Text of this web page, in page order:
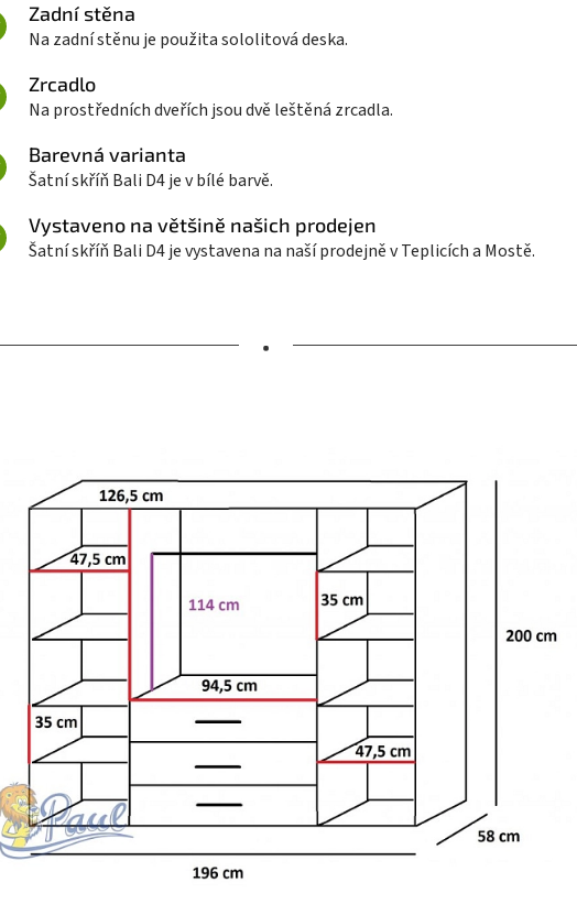
Zadní stěna
Na zadní stěnu je použita sololitová deska.
Zrcadlo
Na prostředních dveřích jsou dvě leštěná zrcadla.
Barevná varianta
Šatní skříň Bali D4 je v bílé barvě.
Vystaveno na většině našich prodejen
Šatní skříň Bali D4 je vystavena na naší prodejně v Teplicích a Mostě.
•